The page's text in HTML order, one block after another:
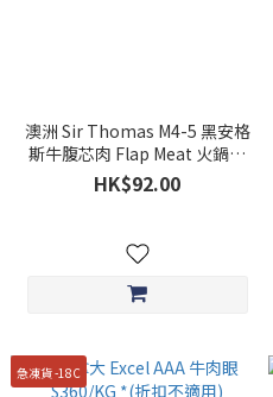
澳洲 Sir Thomas M4-5 黑安格
斯牛腹芯肉 Flap Meat 火鍋片
約200克 ***買5送1***
HK$92.00
急凍貨 -18C